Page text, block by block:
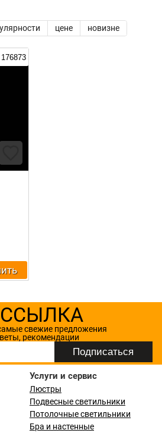
цене новизне
176873
свежие предложения
рекомендации
Услуги и сервис
Люстры
Подвесные светильники
Потолочные светильники
Бра и настенные